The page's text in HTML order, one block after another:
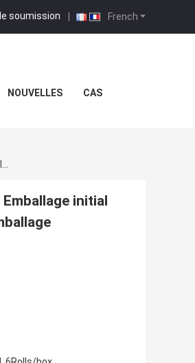
French
soumission |
NOUVELLES CAS
initial